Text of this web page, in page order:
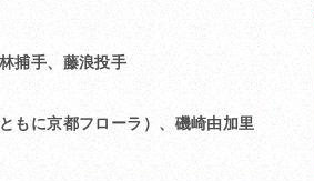
捕手、藤浪投手
もに京都フローラ）、磯崎由加里